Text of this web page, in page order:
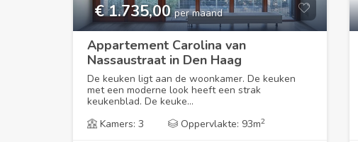
€ 1.735,00 per maand
Appartement Carolina van
Nassaustraat in Den Haag
De keuken ligt aan de woonkamer. De keuken
met een moderne look heeft een strak
keukenblad. De keuke...
Kamers: 3
Oppervlakte: 93m2